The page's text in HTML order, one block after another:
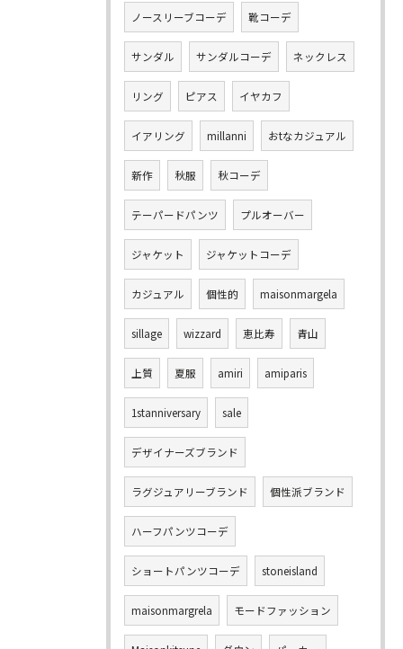
ノースリーブコーデ 靴コーデ
サンダル サンダルコーデ ネックレス
リング ピアス イヤカフ
イアリング millanni おtなカジュアル
新作 秋服 秋コーデ
テーパードパンツ プルオーバー
ジャケット ジャケットコーデ
カジュアル 個性的 maisonmargela
sillage wizzard 恵比寿 青山
上質 夏服 amiri amiparis
1stanniversary sale
デザイナーズブランド
ラグジュアリーブランド 個性派ブランド
ハーフパンツコーデ
ショートパンツコーデ stoneisland
maisonmargrela モードファッション